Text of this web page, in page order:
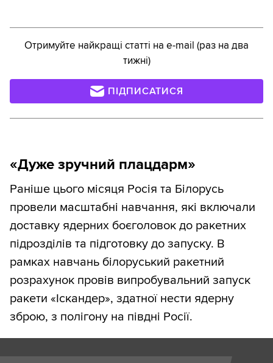
Отримуйте найкращі статті на e-mail (раз на два
тижні)
ПІДПИСАТИСЯ
«Дуже зручний плацдарм»
Раніше цього місяця Росія та Білорусь
провели масштабні навчання, які включали
доставку ядерних боєголовок до ракетних
підрозділів та підготовку до запуску. В
рамках навчань білоруський ракетний
розрахунок провів випробувальний запуск
ракети «Іскандер», здатної нести ядерну
зброю, з полігону на півдні Росії.